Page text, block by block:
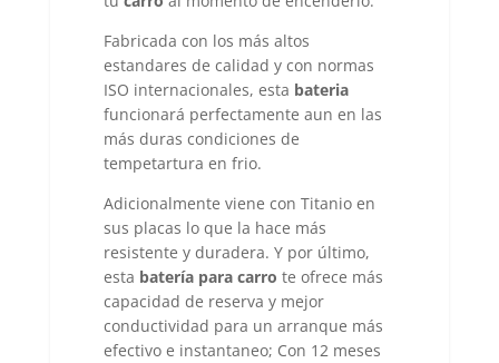
Fabricada con los más altos
estandares de calidad y con normas
ISO internacionales, esta bateria
funcionará perfectamente aun en las
más duras condiciones de
tempetartura en frio.
Adicionalmente viene con Titanio en
sus placas lo que la hace más
resistente y duradera. Y por último,
esta batería para carro te ofrece más
capacidad de reserva y mejor
conductividad para un arranque más
efectivo e instantaneo; Con 12 meses